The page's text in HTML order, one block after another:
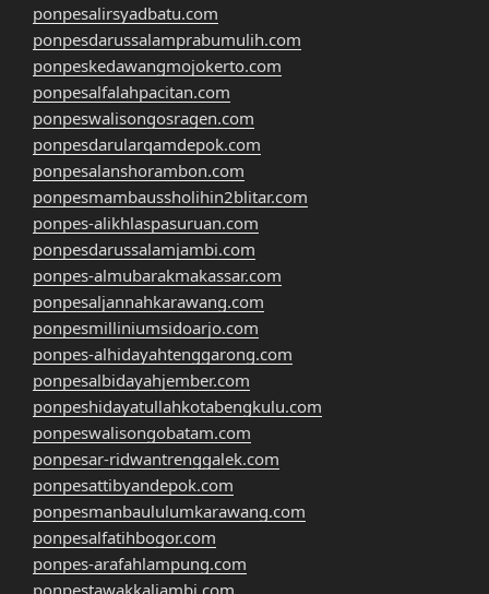
ponpesalirsyadbatu.com
ponpesdarussalamprabumulih.com
ponpeskedawangmojokerto.com
ponpesalfalahpacitan.com
ponpeswalisongosragen.com
ponpesdarularqamdepok.com
ponpesalanshorambon.com
ponpesmambaussholihin2blitar.com
ponpes-alikhlaspasuruan.com
ponpesdarussalamjambi.com
ponpes-almubarakmakassar.com
ponpesaljannahkarawang.com
ponpesmilliniumsidoarjo.com
ponpes-alhidayahtenggarong.com
ponpesalbidayahjember.com
ponpeshidayatullahkotabengkulu.com
ponpeswalisongobatam.com
ponpesar-ridwantrenggalek.com
ponpesattibyandepok.com
ponpesmanbaululumkarawang.com
ponpesalfatihbogor.com
ponpes-arafahlampung.com